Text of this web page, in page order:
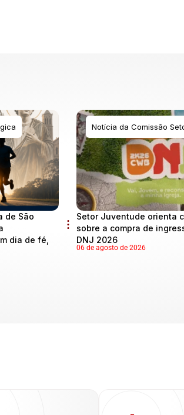
de São
dia de fé,
Notícia da Comissão
Setor Juventude orienta
sobre a compra de
DNJ 2026
06 de agosto de 2026